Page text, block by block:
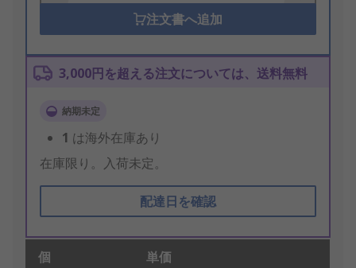
注文書へ追加
3,000円を超える注文については、送料無料
納期未定
1 は海外在庫あり
在庫限り。入荷未定。
配達日を確認
個 単価